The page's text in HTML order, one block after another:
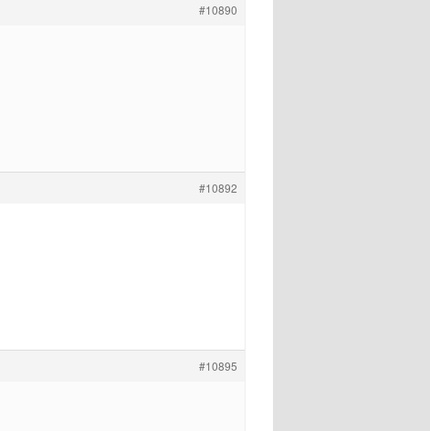
#10890
#10892
#10895